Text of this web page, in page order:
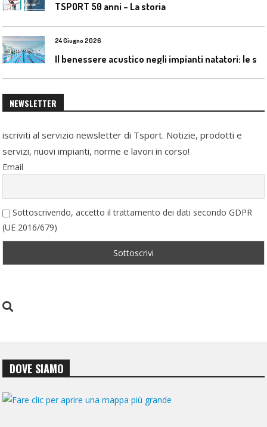
TSPORT 50 anni – La storia
24 Giugno 2026
NEWSLETTER
iscriviti al servizio newsletter di Tsport. Notizie, prodotti e
servizi, nuovi impianti, norme e lavori in corso!
Email
Sottoscrivendo, accetto il trattamento dei dati secondo GDPR
(UE 2016/679)
DOVE SIAMO